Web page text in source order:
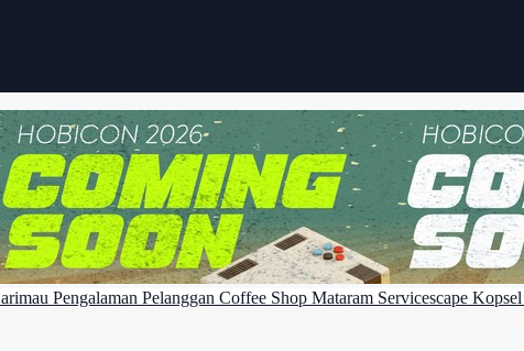
Pengalaman Pelanggan Coffee Shop Mataram Servicescape Kopsel